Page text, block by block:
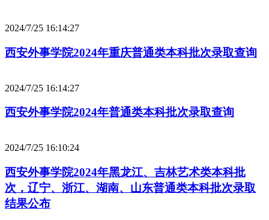
2024/7/25 16:14:27
西安外事学院2024年重庆普通类本科批次录取查询
2024/7/25 16:14:27
西安外事学院2024年普通类本科批次录取查询
2024/7/25 16:10:24
西安外事学院2024年黑龙江、吉林艺术类本科批
次，辽宁、浙江、湖南、山东普通类本科批次录取
结果公布